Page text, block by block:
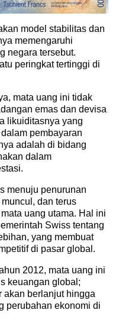
model stabilitas dan
memengaruhi
negara tersebut.
peringkat tertinggi di
mata uang ini tidak
emas dan devisa
likuiditasnya yang
pembayaran
adalah di bidang
dalam
menuju penurunan
dan terus
uang utama. Hal ini
Swiss tentang
yang membuat
di pasar global.
2012, mata uang ini
keuangan global;
akan berlanjut hingga
perubahan ekonomi di